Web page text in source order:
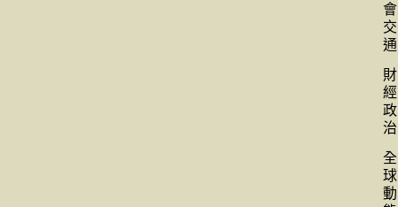
會
交
通
財
經
政
治
全
球
動